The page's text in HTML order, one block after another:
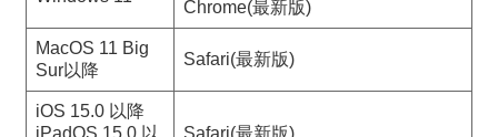
Chrome(最新版)
MacOS 11 Big
Sur以降
Safari(最新版)
iOS 15.0 以降
iPadOS 15.0 以
Safari(最新版)